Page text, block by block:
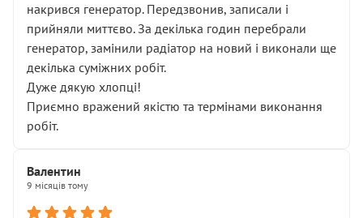
накрився генератор. Передзвонив, записали і
прийняли миттєво. За декілька годин перебрали
генератор, замінили радіатор на новий і виконали ще
декілька суміжних робіт.
Дуже дякую хлопці!
Приємно вражений якістю та термінами виконання
робіт.
Валентин
9 місяців тому